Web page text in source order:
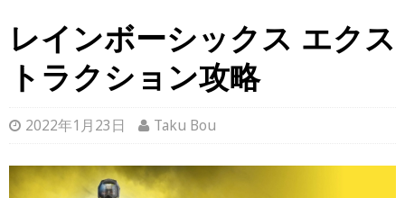
レインボーシックス エクス
トラクション攻略
2022年1月23日 Taku Bou